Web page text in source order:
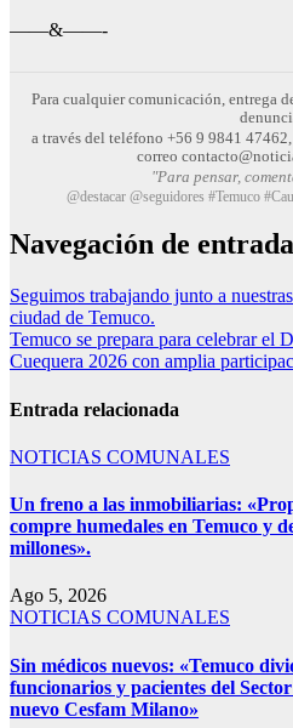
——&——-
Para cualquier comunicación, entrega
a través del teléfono +56 9 9841
correo
"Para pensar,
@destacar @seguidores #Temuco
Navegación de
Seguimos trabajando junto a
ciudad de Temuco.
Temuco se prepara para celebrar el
Cuequera 2026 con amplia
Entrada relacionada
NOTICIAS COMUNALES
Un freno a las inmobiliarias:
compre humedales en Temuco y
millones».
Ago 5, 2026
NOTICIAS COMUNALES
Sin médicos nuevos: «Temuco
funcionarios y pacientes del
nuevo Cesfam Milano»